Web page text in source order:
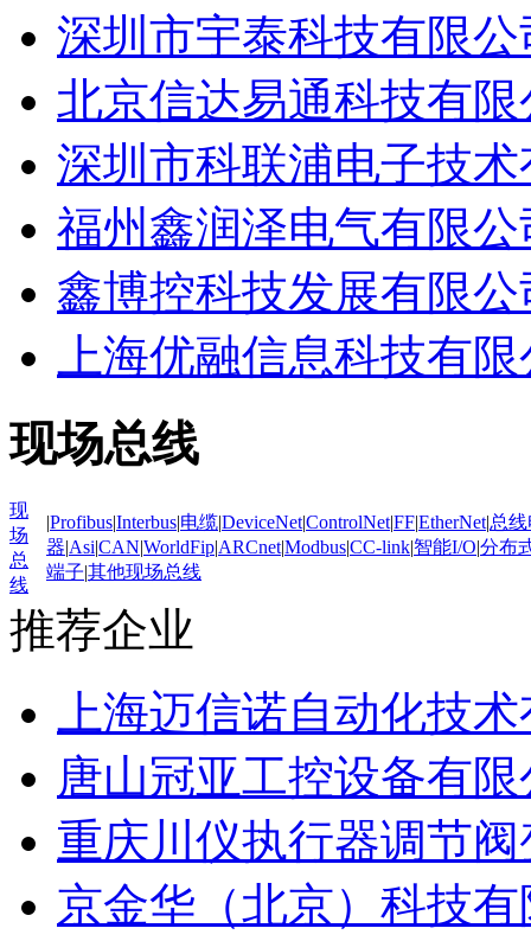
深圳市宇泰科技有限公
北京信达易通科技有限
深圳市科联浦电子技
福州鑫润泽电气有限公
鑫博控科技发展有限公
上海优融信息科技有
现场总线
现
场
总
线
|Profibus|Interbus|电缆|DeviceNet|ControlNet|FF|EtherNet|总
器|Asi|CAN|WorldFip|ARCnet|Modbus|CC-link|智能I/O|分布
端子|其他现场总线
推荐企业
上海迈信诺自动化技
唐山冠亚工控设备有
重庆川仪执行器调节
京金华（北京）科技